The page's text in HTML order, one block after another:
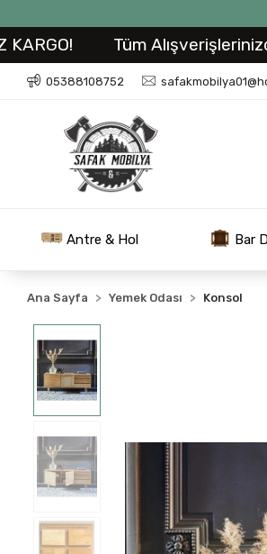
Tüm Alışverişlerinizde
05388108752
Antre & Hol Bar
Ana Sayfa Yemek Odası Konsol